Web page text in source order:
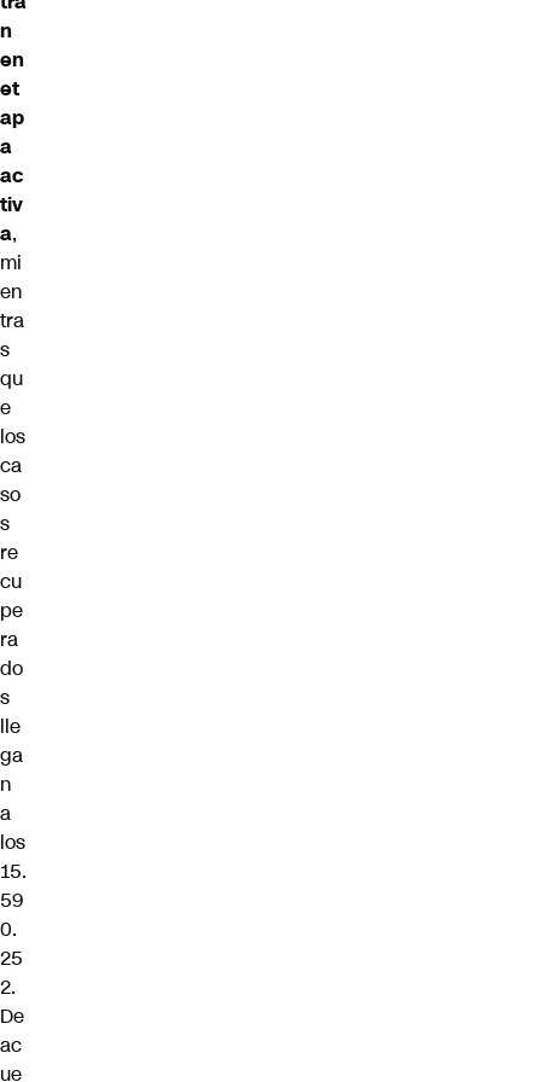
n
en
et
ap
a
ac
tiv
a,
mi
en
tra
s
qu
e
los
ca
so
s
re
cu
pe
ra
do
s
lle
ga
n
a
los
15.
59
0.
25
2.
De
ac
ue